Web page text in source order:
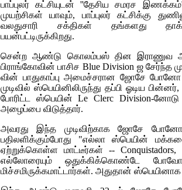
பாப்புலர் கட்சியுடன் ''தேசிய சமரச
முயற்சிகள் யாவும், பாப்புலர் கட்சிக்கு
வலதுசாரி சக்திகள் தங்களது
பயன்பட்டிருக்கிறது.
சென்ற ஆண்டு கொலம்பஸ் தின இராணுவ
பிராங்கோவின் பாசிச Blue Division ஜ சேர்ந்த
வின் பாதுகாப்பு அமைச்சரான ஜோசே போனோ
முடிவில் ஸ்பெயினிலிருந்து தப்பி ஓடிய
போரிட்ட ஸ்பெயின் Le Clerc Division-
அழைப்பை விடுத்தார்.
அவரது இந்த முடிவிற்காக
ஜோசே
பதிலளிக்கும்போது "எல்லா ஸ்பெயின்
ஏற்றுக்கொள்ள மாட்டீர்கள் -- Conquistadors,
எல்லோரையும் ஒதுக்கிக்கொண்டே
மிச்சமிருக்கமாட்டார்கள். அதுதான் ஸ்பெயினாக